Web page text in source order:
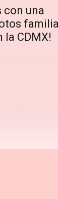
con una
la CDMX!